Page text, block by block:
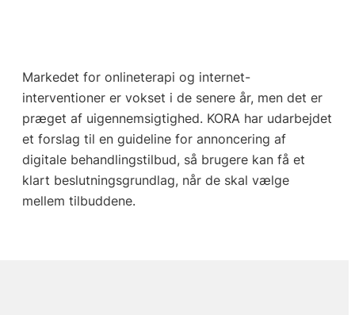
Markedet for onlineterapi og internet-
interventioner er vokset i de senere år, men det er
præget af uigennemsigtighed. KORA har udarbejdet
et forslag til en guideline for annoncering af
digitale behandlingstilbud, så brugere kan få et
klart beslutningsgrundlag, når de skal vælge
mellem tilbuddene.